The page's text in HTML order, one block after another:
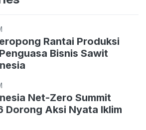
Rantai Produksi
Bisnis Sawit
Net-Zero Summit
Dorong Aksi Nyata Iklim